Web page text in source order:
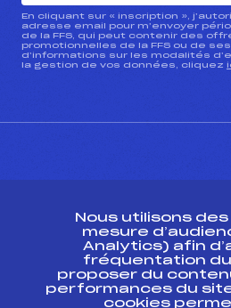
En cliquant sur « inscription »,
adresse email pour m’envoyer
de la FFS, qui peut contenir des
promotionnelles de la FFS ou de
d’informations sur les modalités
la gestion de vos données, cliquez
ESPACE PRESSE
Ressources
Pass’Neige
Nous utilisons
mesure
Analytics) afin
fréquentation
proposer du
performances du
cookies